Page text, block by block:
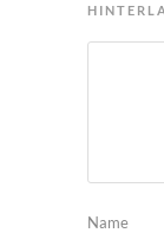
Name